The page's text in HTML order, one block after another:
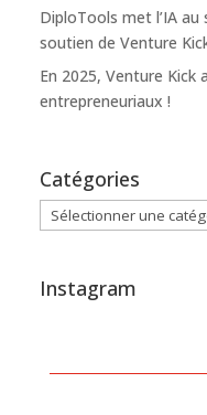
DiploTools met l’IA au
soutien de Venture
En 2025, Venture
entrepreneuriaux !
Catégories
Catégories
Instagram